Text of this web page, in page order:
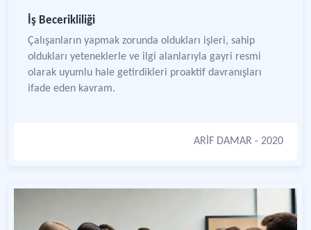
İş Becerikliliği
Çalışanların yapmak zorunda oldukları işleri, sahip
oldukları yeteneklerle ve ilgi alanlarıyla gayri resmi
olarak uyumlu hale getirdikleri proaktif davranışları
ifade eden kavram.
ARİF DAMAR - 2020